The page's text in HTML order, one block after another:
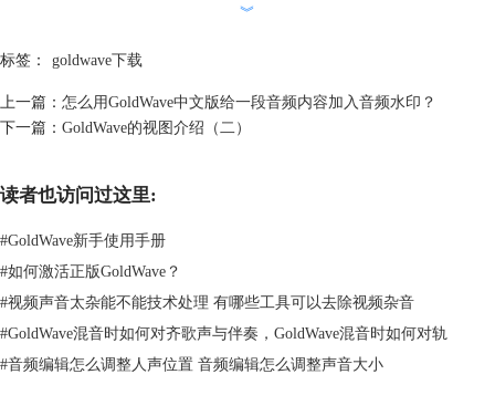
通过图二可知，“音调”在GoldWave中文版中的名称为“音高”。其路径
︾
标签： goldwave下载
上一篇： 怎么用GoldWave中文版给一段音频内容加入音频水印？
下一篇： GoldWave的视图介绍（二）
读者也访问过这里:
#GoldWave新手使用手册
#如何激活正版GoldWave？
#视频声音太杂能不能技术处理 有哪些工具可以去除视频杂音
#GoldWave混音时如何对齐歌声与伴奏，GoldWave混音时如何对轨
#音频编辑怎么调整人声位置 音频编辑怎么调整声音大小